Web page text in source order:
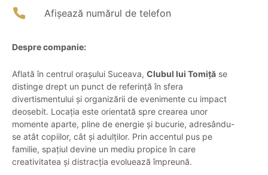
Afișează numărul de telefon
Despre companie:
Aflată în centrul orașului Suceava, Clubul lui Tomiță se
distinge drept un punct de referință în sfera
divertismentului și organizării de evenimente cu impact
deosebit. Locația este orientată spre crearea unor
momente aparte, pline de energie și bucurie, adresându-
se atât copiilor, cât și adulților. Prin accentul pus pe
familie, spațiul devine un mediu propice în care
creativitatea și distracția evoluează împreună.